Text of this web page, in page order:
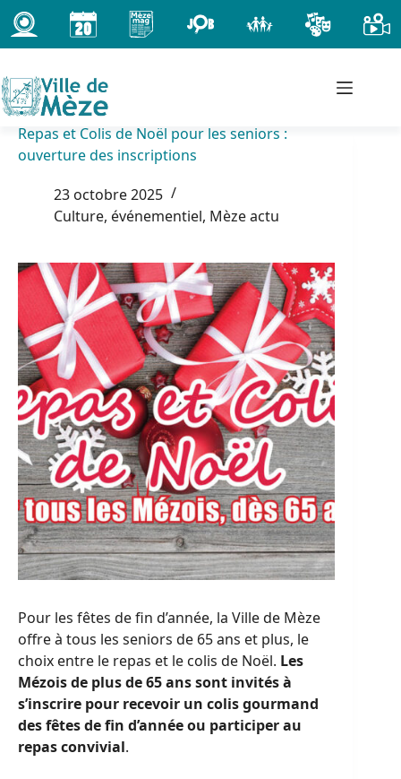
Passer
au
contenu
Repas et Colis de Noël pour les seniors :
ouverture des inscriptions
23 octobre 2025
Culture, événementiel, Mèze actu
Pour les fêtes de fin d’année, la Ville de Mèze
offre à tous les seniors de 65 ans et plus, le
choix entre le repas et le colis de Noël. Les
Mézois de plus de 65 ans sont invités à
s’inscrire pour recevoir un colis gourmand
des fêtes de fin d’année ou participer au
repas convivial.